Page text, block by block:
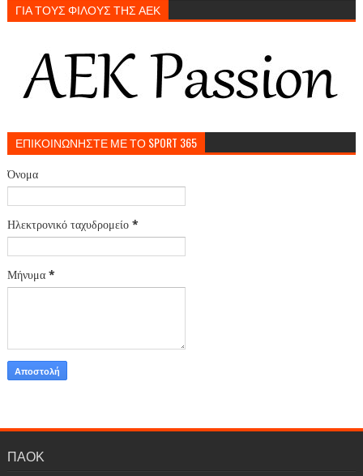
ΓΙΑ ΤΟΥΣ ΦΙΛΟΥΣ ΤΗΣ ΑΕΚ
ΕΠΙΚΟΙΝΩΝΗΣΤΕ ΜΕ ΤΟ SPORT 365
Όνομα
Ηλεκτρονικό ταχυδρομείο *
Μήνυμα *
ΠΑΟΚ